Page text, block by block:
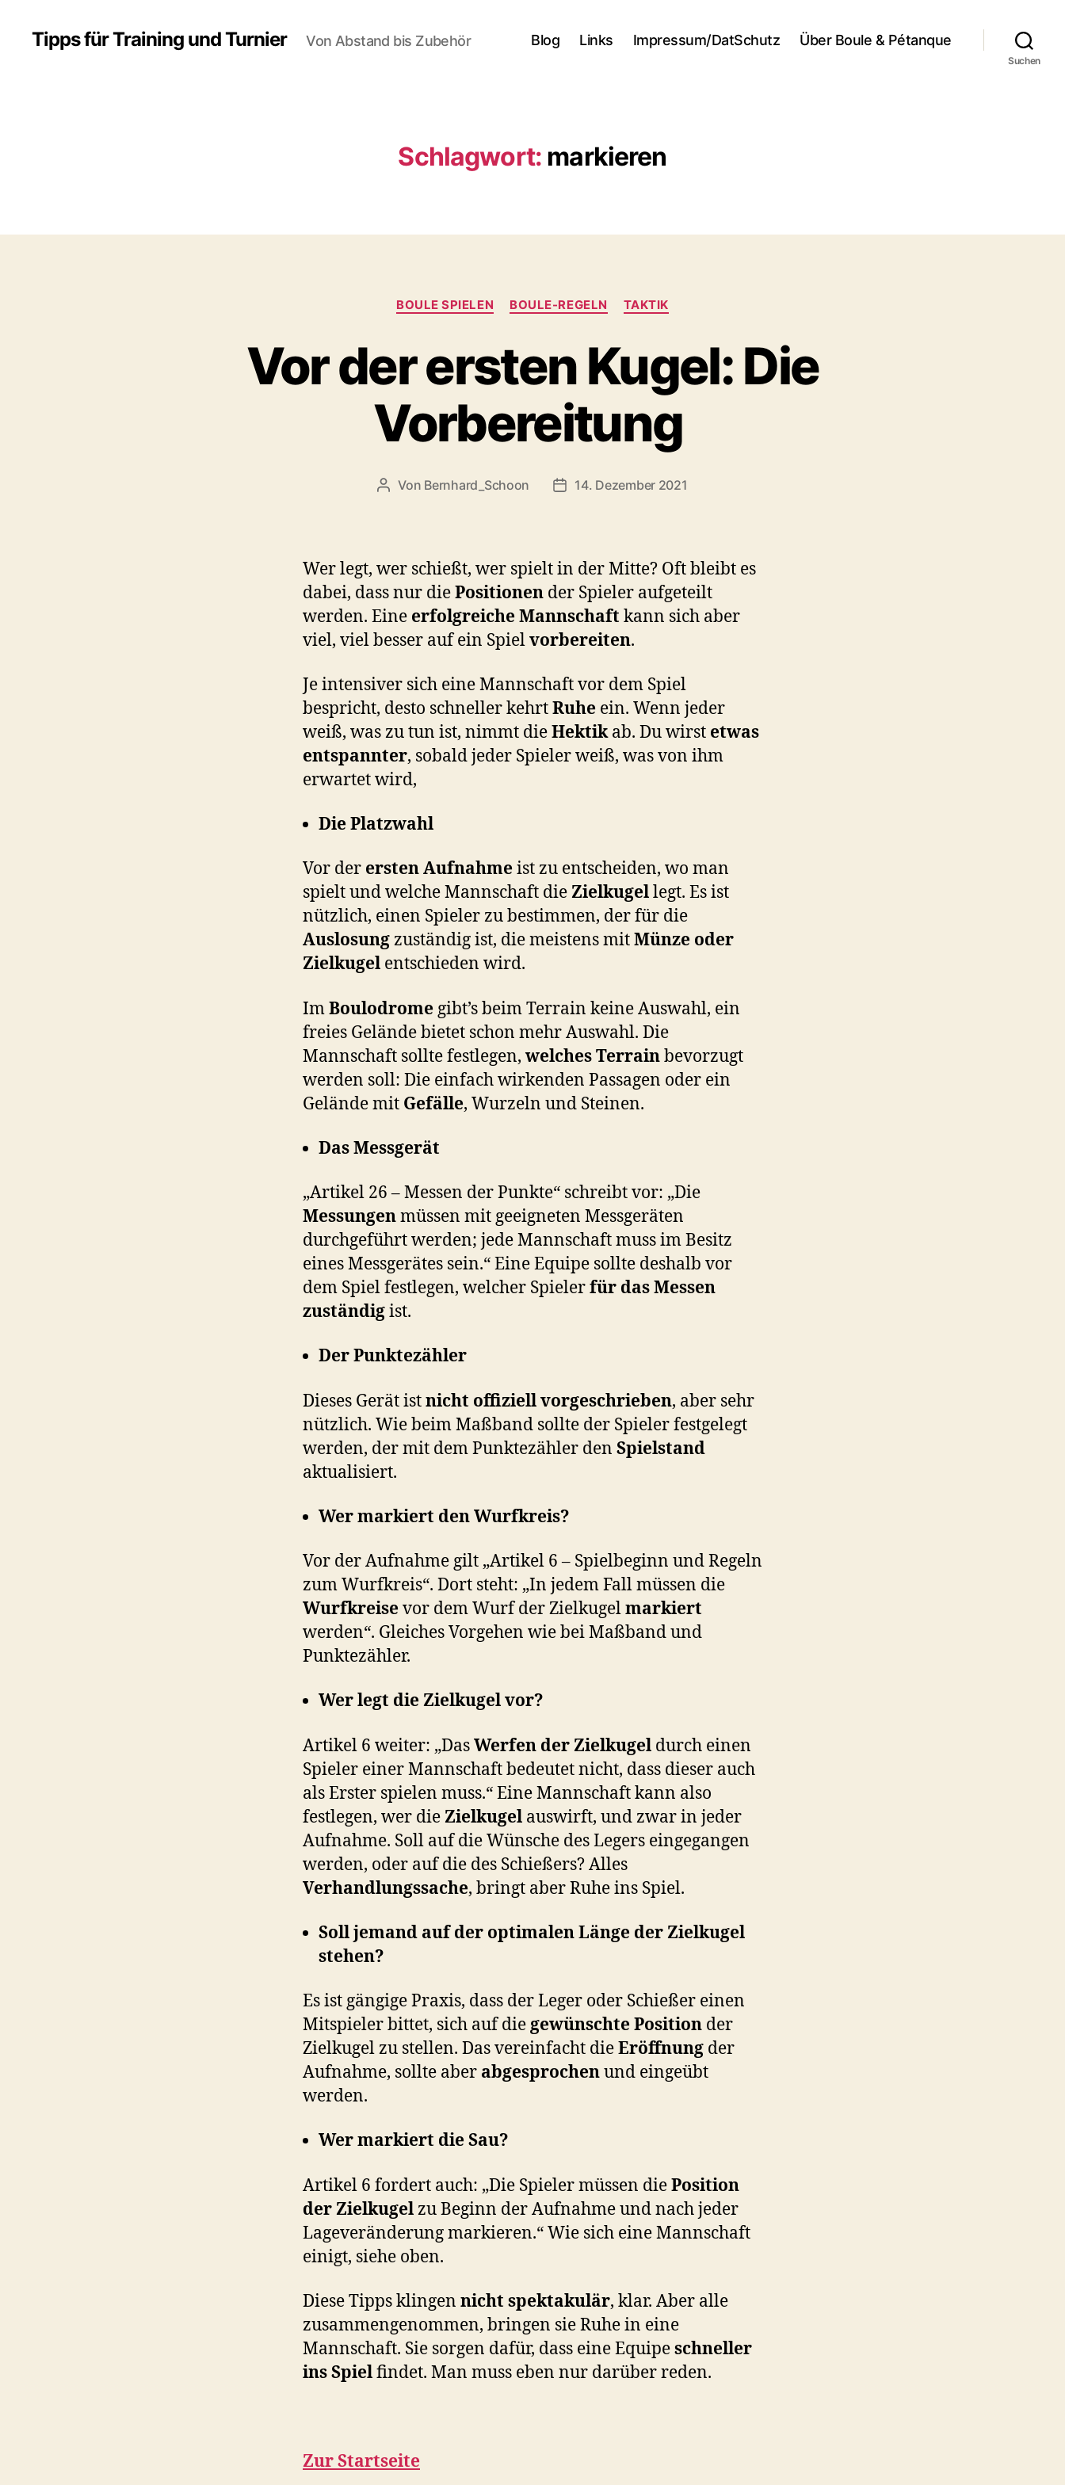
Tipps für Training und Turnier Von Abstand bis Zubehör Blog Links Impressum/DatSchutz Über Boule & Pétanque
Suchen
Schlagwort: markieren
Kategorien
BOULE SPIELEN BOULE-REGELN TAKTIK
Vor der ersten Kugel: Die
Vorbereitung
Beitragsautor
Von Bernhard_Schoon Veröffentlichungsdatum
14. Dezember 2021
Wer legt, wer schießt, wer spielt in der Mitte? Oft bleibt es
dabei, dass nur diePositionen der Spieler aufgeteilt
werden. Eine erfolgreiche Mannschaft kann sich aber
viel, viel besser auf ein Spielvorbereiten.
Je intensiver sich eine Mannschaft vor dem Spiel
bespricht, desto schneller kehrtRuhe ein. Wenn jeder
weiß, was zu tun ist, nimmt dieHektikab. Du wirst etwas
entspannter, sobald jeder Spieler weiß, was von ihm
erwartet wird,
Die Platzwahl
Vor der ersten Aufnahmeist zu entscheiden, wo man
spielt und welche Mannschaft dieZielkugellegt. Es ist
nützlich, einen Spieler zu bestimmen, der für die
Auslosungzuständig ist, die meistens mitMünze oder
Zielkugel entschieden wird.
ImBoulodrome gibt’s beim Terrain keine Auswahl, ein
freies Gelände bietet schon mehr Auswahl. Die
Mannschaft sollte festlegen, welches Terrainbevorzugt
werden soll: Die einfach wirkenden Passagen oder ein
Gelände mit Gefälle, Wurzeln und Steinen.
Das Messgerät
„Artikel 26 – Messen der Punkte“ schreibt vor: „Die
Messungenmüssen mit geeigneten Messgeräten
durchgeführt werden; jede Mannschaft muss im Besitz
eines Messgerätes sein.“ Eine Equipe sollte deshalb vor
dem Spiel festlegen, welcher Spielerfür das Messen
zuständigist.
Der Punktezähler
Dieses Gerät istnicht offiziell vorgeschrieben, aber sehr
nützlich. Wie beim Maßband sollte der Spieler festgelegt
werden, der mit dem Punktezähler den Spielstand
aktualisiert.
Wer markiert den Wurfkreis?
Vor der Aufnahme gilt „Artikel 6 – Spielbeginn und Regeln
zum Wurfkreis“. Dort steht: „In jedem Fall müssen die
Wurfkreisevor dem Wurf der Zielkugelmarkiert
werden“. Gleiches Vorgehen wie bei Maßband und
Punktezähler.
Wer legt die Zielkugel vor?
Artikel 6 weiter: „DasWerfen der Zielkugel durch einen
Spieler einer Mannschaft bedeutet nicht, dass dieser auch
als Erster spielen muss.“ Eine Mannschaft kann also
festlegen, wer dieZielkugel auswirft, und zwar in jeder
Aufnahme. Soll auf die Wünsche des Legers eingegangen
werden, oder auf die des Schießers? Alles
Verhandlungssache, bringt aber Ruhe ins Spiel.
Soll jemand auf der optimalen Länge der Zielkugel
stehen?
Es ist gängige Praxis, dass der Leger oder Schießer einen
Mitspieler bittet, sich auf diegewünschte Position der
Zielkugel zu stellen. Das vereinfacht dieEröffnung der
Aufnahme, sollte aber abgesprochenund eingeübt
werden.
Wer markiert die Sau?
Artikel 6 fordert auch: „Die Spieler müssen diePosition
der Zielkugelzu Beginn der Aufnahme und nach jeder
Lageveränderung markieren.“ Wie sich eine Mannschaft
einigt, siehe oben.
Diese Tipps klingen nicht spektakulär, klar. Aber alle
zusammengenommen, bringen sie Ruhe in eine
Mannschaft. Sie sorgen dafür, dass eine Equipeschneller
ins Spielfindet. Man muss eben nur darüber reden.
Zur Startseite